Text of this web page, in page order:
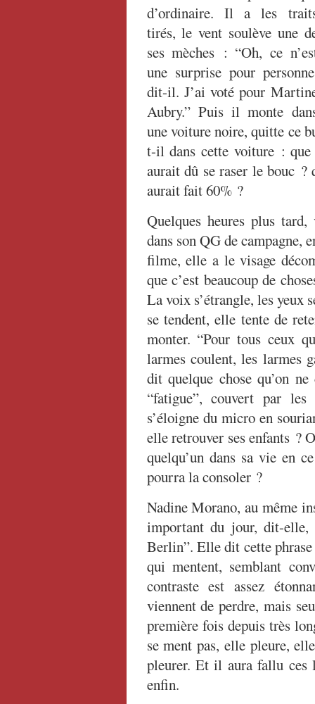
d’ordinaire. Il a les
tirés, le vent soulève une
ses mèches : “Oh, ce
une surprise pour
dit-il. J’ai voté pour
Aubry.” Puis il monte
une voiture noire, quitte ce
t-il dans cette voiture :
aurait dû se raser le bouc
aurait fait 60% ?
Quelques heures plus
dans son QG de campagne,
filme, elle a le visage
que c’est beaucoup de
La voix s’étrangle, les yeux
se tendent, elle tente de
monter. “Pour tous ceux
larmes coulent, les larmes
dit quelque chose qu’on
“fatigue”, couvert par
s’éloigne du micro en
elle retrouver ses enfants ?
quelqu’un dans sa vie en
pourra la consoler ?
Nadine Morano, au même
important du jour, dit-elle,
Berlin”. Elle dit cette phrase
qui mentent, semblant
contraste est assez
viennent de perdre, mais
première fois depuis très
se ment pas, elle pleure,
pleurer. Et il aura fallu ces
enfin.